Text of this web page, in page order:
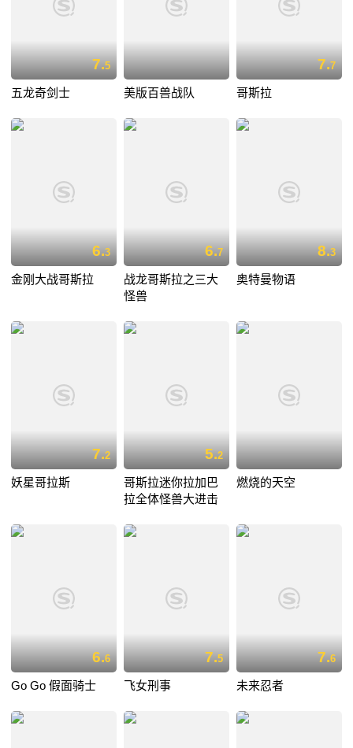
7.5
五龙奇剑士 美版百兽战队
7.7
哥斯拉
6.3
金刚大战哥斯拉
6.7
战龙哥斯拉之三大
怪兽
8.3
奥特曼物语
7.2
妖星哥拉斯
5.2
哥斯拉迷你拉加巴
拉全体怪兽大进击
燃烧的天空
6.6
Go Go 假面骑士
7.5
飞女刑事
7.6
未来忍者